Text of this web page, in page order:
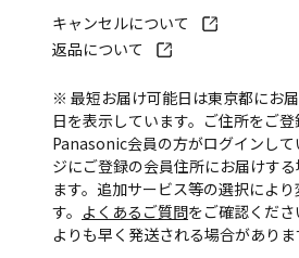
キャンセルについて
返品について
※ 最短お届け可能日は東京都にお
日を表示しています。ご住所をご
Panasonic会員の方がログインし
ジにご登録の会員住所にお届けす
ます。追加サービス等の選択によ
す。 よくあるご質問をご確認くだ
よりも早く発送される場合がありま